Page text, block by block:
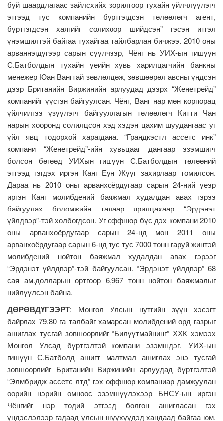
буй шаардлагаас зайлсхийх зорилгоор тухайн үйлчлүүлэгч
этгээд тус компанийн бүртгэгдсэн төлөөлөгч агент,
бүртгэгдсэн хаягийг солихоор шийдсэн” гэсэн итгэл
үнэмшилтэй байгаа тухайгаа тайлбарлан бичжээ. 2010 оны
арваннэгдүгээр сарын сүүлчээр, Чёнг нь УИХ-ын гишүүн
С.Батболдын тухайн үеийн хувь харилцагчийн банкны
менежер Юан Вангтай зөвлөлдөж, зөвшөөрөл авсны үндсэн
дээр Британийн Виржинийн арлуудад дээрх “Женетрейд”
компанийг үүсгэн байгуулсан. Чёнг, Ванг нар мөн корпорац
үйлчилгээ үзүүлэгч байгууллагын төлөөлөгч Китти Чан
нарын хооронд солилцсон хэд хэдэн цахим шуудангаас уг
үйл явц тодорхой харагдана. “Грандкэстл ассетс инк”
компани “Женетрейд”-ийн хувьцааг дангаар эзэмшигч
болсон бөгөөд УИХын гишүүн С.Батболдын төлөөний
этгээд гэгдэх иргэн Канг Еун Жүүг захирлаар томилсон.
Дараа нь 2010 оны арванхоёрдугаар сарын 24-ний үеэр
иргэн Канг молибдений баяжмал худалдан авах гэрээ
байгуулах боломжийн талаар ярилцахаар “Эрдэнэт
үйлдвэр”-тэй холбогдсон. Уг оффшор бүс дэх компани 2010
оны арванхоёрдугаар сарын 24-нд мөн 2011 оны
арванхоёрдугаар сарын 6-нд тус тус 7000 тонн гаруй жинтэй
молибдений нойтон баяжмал худалдан авах гэрээг
“Эрдэнэт үйлдвэр”-тэй байгуулсан. “Эрдэнэт үйлдвэр” 68
сая ам.долларын өртгөөр 6,967 тонн нойтон баяжмалыг
нийлүүлсэн байна.
ДӨРӨВДҮГЭЭРТ: Монгол Улсын нутгийн зүүн хэсэгт
байрлах 79.80 га талбайг хамарсан молибдений орд газрыг
ашиглах тусгай зөвшөөрлийг “Билүүтмайнинг” ХХК хэмээх
Монгол Улсад бүртгэлтэй компани эзэмшдэг. УИХ-ын
гишүүн С.Батболд ашигт малтмал ашиглах энэ тусгай
зөвшөөрлийг Британийн Виржинийн арлуудад бүртгэлтэй
“Элмбридж ассетс лтд” гэх оффшор компаниар дамжуулан
өөрийн нэрийн өмнөөс эзэмшүүлэхээр БНСУ-ын иргэн
Чёнгийг нэр төдий этгээд болгон ашигласан гэх
үндэслэлээр гадаад улсын шүүхүүдэд хандаад байгаа юм.